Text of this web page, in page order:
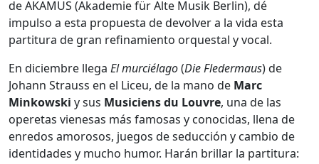
de AKAMUS (Akademie für Alte Musik Berlin), dé
impulso a esta propuesta de devolver a la vida esta
partitura de gran refinamiento orquestal y vocal.
En diciembre llega El murciélago(Die Fledermaus) de
Johann Strauss en el Liceu, de la mano de Marc
Minkowski y sus Musiciens du Louvre, una de las
operetas vienesas más famosas y conocidas, llena de
enredos amorosos, juegos de seducción y cambio de
identidades y mucho humor. Harán brillar la partitura: